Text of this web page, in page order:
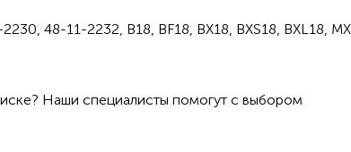
48-11-2232, B18, BF18, BX18, BXS18, BXL18,
Наши специалисты помогут с выбором